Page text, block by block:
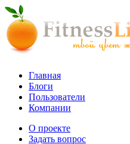
Главная
Блоги
Пользователи
Компании
О проекте
Задать вопрос